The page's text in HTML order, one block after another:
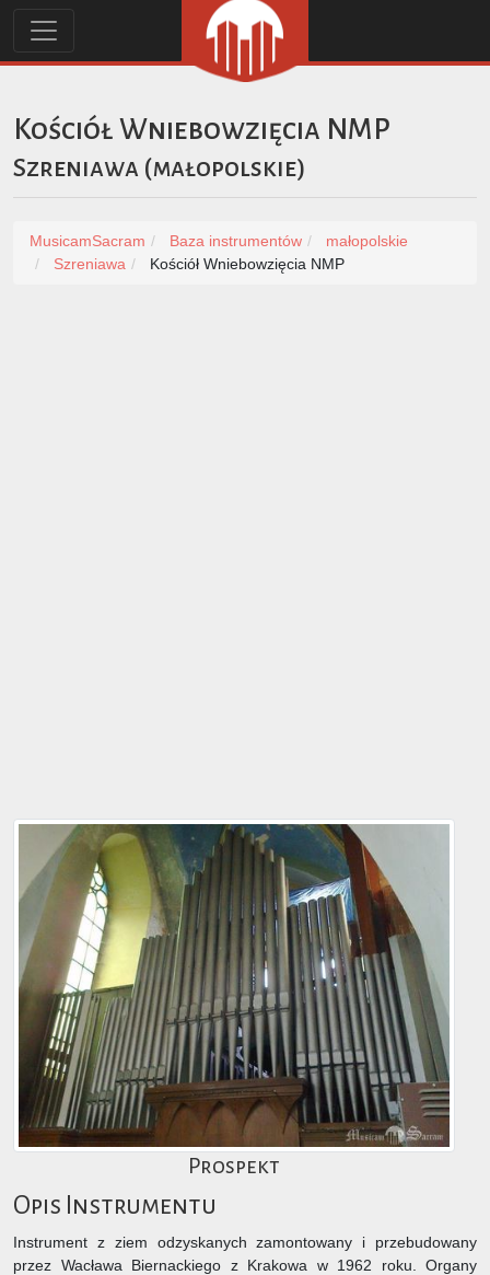
Kościół Wniebowzięcia NMP
Szreniawa (małopolskie)
MusicamSacram Baza instrumentów
małopolskie
Szreniawa
Kościół Wniebowzięcia NMP
Prospekt
Opis Instrumentu
Instrument z ziem odzyskanych zamontowany i przebudowany
przez Wacława Biernackiego z Krakowa w 1962 roku. Organy